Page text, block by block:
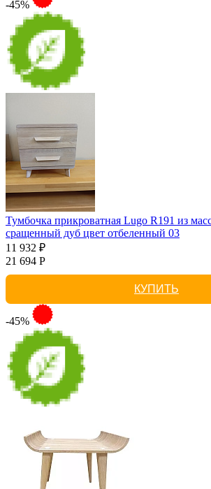
-45%
Тумбочка прикроватная Lugo R191 из
сращенный дуб цвет отбеленный 03
11 932 ₽
21 694 Р
КУПИТЬ
-45%